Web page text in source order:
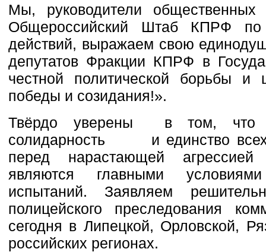
Мы, руководители общественных
Общероссийский Штаб КПРФ по
действий, выражаем свою
депутатов Фракции КПРФ в
честной политической борьбы и
победы и созидания!».
Твёрдо уверены в том, что
солидарность и единство всех
перед нарастающей агрессией
являются главными
испытаний. Заявляем
полицейского преследования
сегодня в Липецкой, Орловской,
российских регионах.